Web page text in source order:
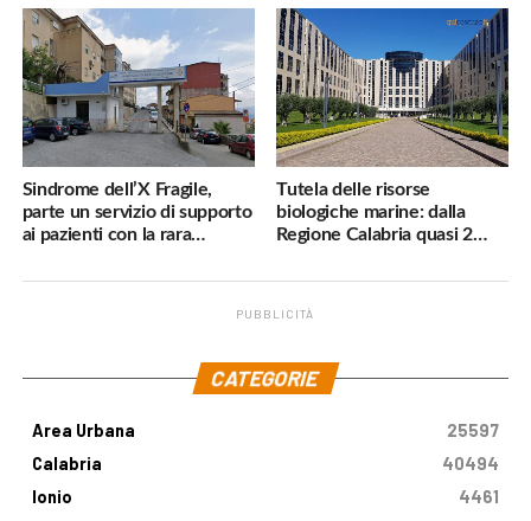
navigatore
pericoli, interverremo
subito»
Sindrome dell’X Fragile,
parte un servizio di supporto
ai pazienti con la rara
Tutela delle risorse
biologiche marine: dalla
Regione Calabria quasi 2
PUBBLICITÀ
CATEGORIE
Area Urbana
25597
Calabria
40494
Ionio
4461